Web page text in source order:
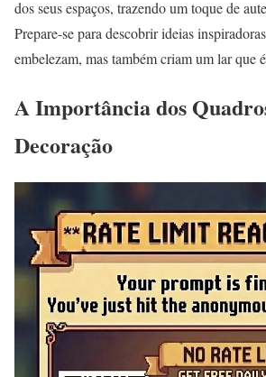
dos seus espaços, trazendo um toque de
Prepare-se para descobrir ideias
embelezam, mas também criam um lar que
A Importância dos
Decoração